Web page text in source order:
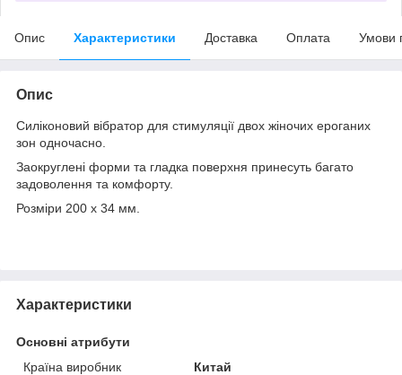
Опис Характеристики Доставка Оплата Умови
Опис
Силіконовий вібратор для стимуляції двох жіночих ероганих
зон одночасно.
Заокруглені форми та гладка поверхня принесуть багато
задоволення та комфорту.
Розміри 200 x 34 мм.
Характеристики
Основні атрибути
Країна виробник
Китай